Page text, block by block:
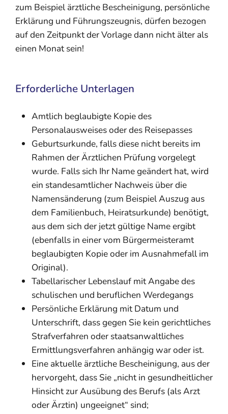
zum Beispiel ärztliche Bescheinigung, persönliche
Erklärung und Führungszeugnis, dürfen bezogen
auf den Zeitpunkt der Vorlage dann nicht älter als
einen Monat sein!
Erforderliche Unterlagen
Amtlich beglaubigte Kopie des
Personalausweises oder des Reisepasses
Geburtsurkunde, falls diese nicht bereits im
Rahmen der Ärztlichen Prüfung vorgelegt
wurde. Falls sich Ihr Name geändert hat, wird
ein standesamtlicher Nachweis über die
Namensänderung (zum Beispiel Auszug aus
dem Familienbuch, Heiratsurkunde) benötigt,
aus dem sich der jetzt gültige Name ergibt
(ebenfalls in einer vom Bürgermeisteramt
beglaubigten Kopie oder im Ausnahmefall im
Original).
Tabellarischer Lebenslauf mit Angabe des
schulischen und beruflichen Werdegangs
Persönliche Erklärung mit Datum und
Unterschrift, dass gegen Sie kein gerichtliches
Strafverfahren oder staatsanwaltliches
Ermittlungsverfahren anhängig war oder ist.
Eine aktuelle ärztliche Bescheinigung, aus der
hervorgeht, dass Sie „nicht in gesundheitlicher
Hinsicht zur Ausübung des Berufs (als Arzt
oder Ärztin) ungeeignet“ sind;